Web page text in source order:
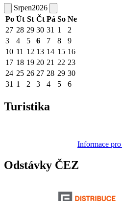
Srpen2026
Po Út St Čt Pá So Ne
27 28 29 30 31 1
2
3
4 5 6 7 8
9
10 11 12 13 14 15 16
17 18 19 20 21 22 23
24 25 26 27 28 29 30
31 1 2 3 4 5 6
Turistika
Informace
Odstávky ČEZ